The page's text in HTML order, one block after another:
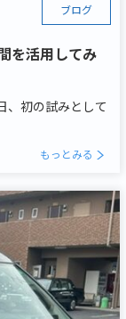
ブログ
を活用してみ
、初の試みとして
もっとみる